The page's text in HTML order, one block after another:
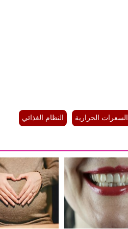
السعرات الحرارية النظام الغذائي